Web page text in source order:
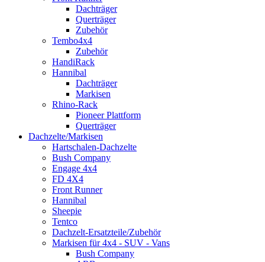
Dachträger
Querträger
Zubehör
Tembo4x4
Zubehör
HandiRack
Hannibal
Dachträger
Markisen
Rhino-Rack
Pioneer Plattform
Querträger
Dachzelte/Markisen
Hartschalen-Dachzelte
Bush Company
Engage 4x4
FD 4X4
Front Runner
Hannibal
Sheepie
Tentco
Dachzelt-Ersatzteile/Zubehör
Markisen für 4x4 - SUV - Vans
Bush Company